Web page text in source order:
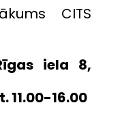
CITS
iela 8,
11.00-16.00